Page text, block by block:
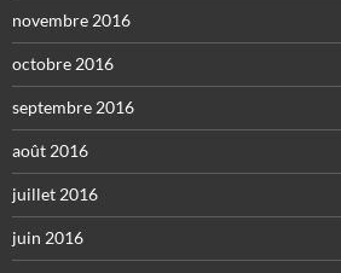
novembre 2016
octobre 2016
septembre 2016
août 2016
juillet 2016
juin 2016